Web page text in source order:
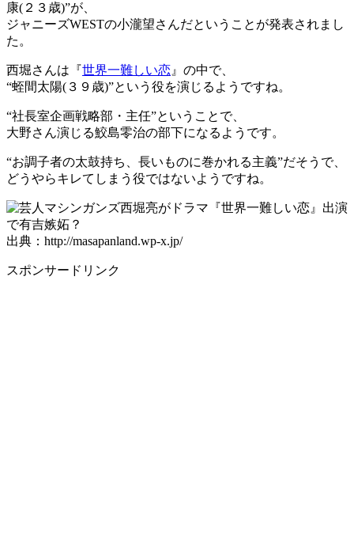
康(２３歳)”が、
ジャニーズWESTの小瀧望さんだということが発表されまし
た。
西堀さんは『世界一難しい恋 』の中で、
“蛭間太陽(３９歳)”という役を演じるようですね。
“社長室企画戦略部・主任”ということで、
大野さん演じる鮫島零治の部下になるようです。
“お調子者の太鼓持ち、長いものに巻かれる主義”だそうで、
どうやらキレてしまう役ではないようですね。
出典：http://masapanland.wp-x.jp/
スポンサードリンク